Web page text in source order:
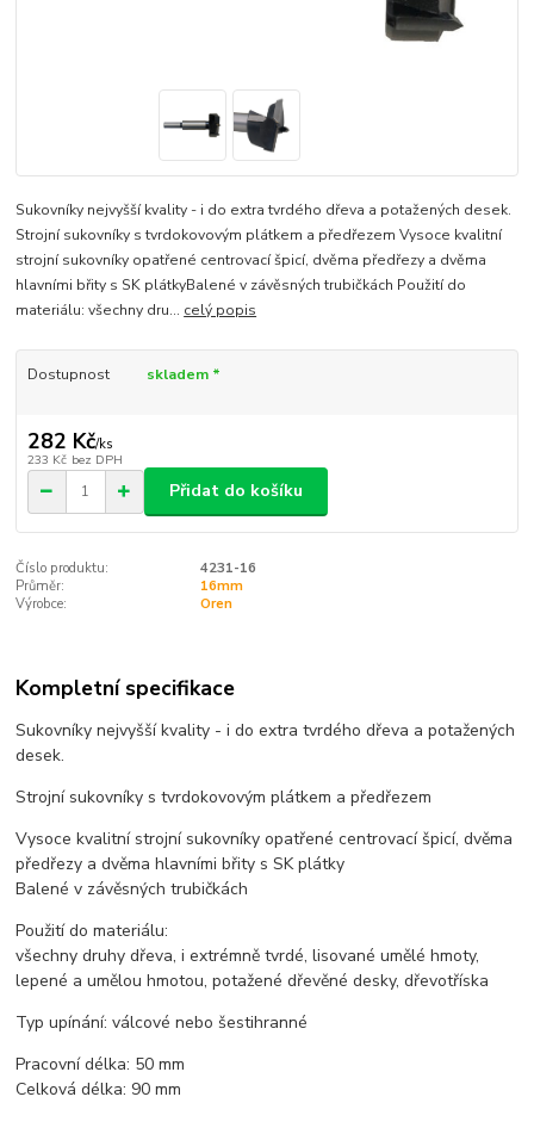
Sukovníky nejvyšší kvality - i do extra tvrdého dřeva a potažených desek.
Strojní sukovníky s tvrdokovovým plátkem a předřezem Vysoce kvalitní
strojní sukovníky opatřené centrovací špicí, dvěma předřezy a dvěma
hlavními břity s SK plátkyBalené v závěsných trubičkách Použití do
materiálu: všechny dru... celý popis
Dostupnost skladem *
282 Kč/ks
233 Kč bez DPH
Přidat do košíku
Číslo produktu:
4231-16
Průměr:
16mm
Výrobce:
Oren
Kompletní specifikace
Sukovníky nejvyšší kvality - i do extra tvrdého dřeva a potažených
desek.
Strojní sukovníky s tvrdokovovým plátkem a předřezem
Vysoce kvalitní strojní sukovníky opatřené centrovací špicí, dvěma
předřezy a dvěma hlavními břity s SK plátky
Balené v závěsných trubičkách
Použití do materiálu:
všechny druhy dřeva, i extrémně tvrdé, lisované umělé hmoty,
lepené a umělou hmotou, potažené dřevěné desky, dřevotříska
Typ upínání: válcové nebo šestihranné
Pracovní délka: 50 mm
Celková délka: 90 mm